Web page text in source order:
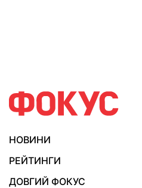
НОВИНИ
РЕЙТИНГИ
ДОВГИЙ ФОКУС